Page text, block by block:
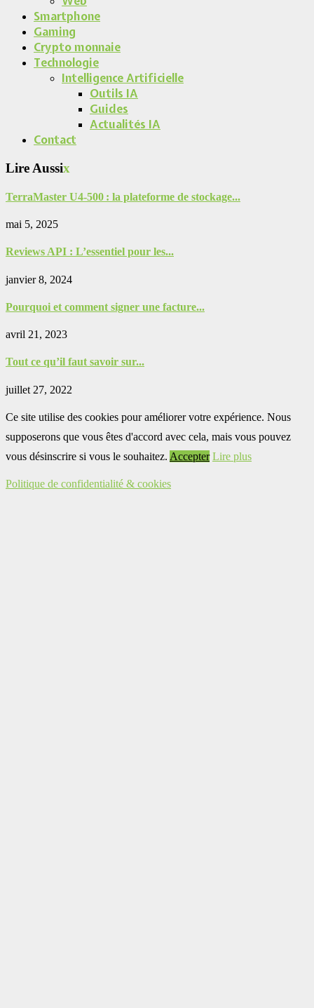
Smartphone
Gaming
Crypto monnaie
Technologie
Intelligence Artificielle
Outils IA
Guides
Actualités IA
Contact
Lire Aussix
TerraMaster U4-500 : la plateforme de stockage...
mai 5, 2025
Reviews API : L’essentiel pour les...
janvier 8, 2024
Pourquoi et comment signer une facture...
avril 21, 2023
Tout ce qu’il faut savoir sur...
juillet 27, 2022
Ce site utilise des cookies pour améliorer votre expérience. Nous
supposerons que vous êtes d'accord avec cela, mais vous pouvez
vous désinscrire si vous le souhaitez. Accepter Lire plus
Politique de confidentialité & cookies